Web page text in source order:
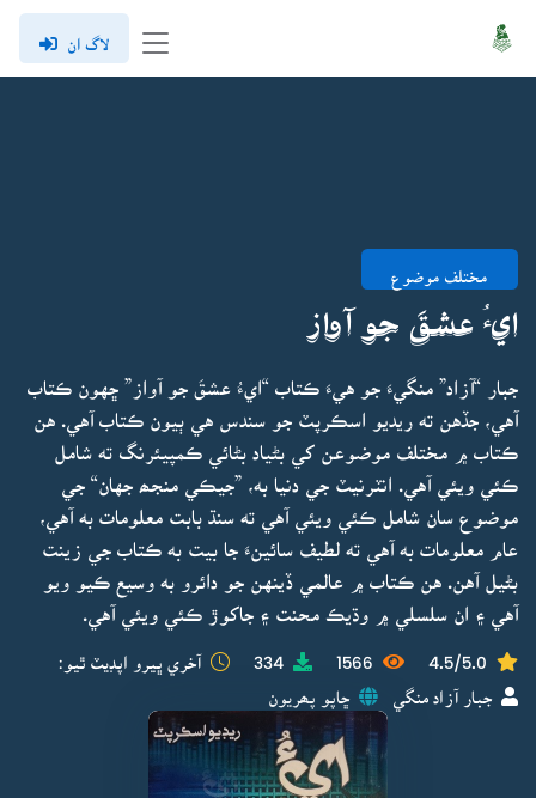
لاگ ان
مختلف موضوع
ايءُ عشقَ جو آواز
جبار “آزاد” منگيءَ جو هيءَ ڪتاب “ايءُ عشقَ جو آواز” ڇهون ڪتاب
آهي، جڏهن ته ريديو اسڪرپٽ جو سندس هي ٻيون ڪتاب آهي. هن
ڪتاب ۾ مختلف موضوعن کي بڻياد بڻائي ڪمپيئرنگ ته شامل
ڪئي ويئي آهي. انٽرنيٽ جي دنيا به، ”جيڪي منجھ جهان“ جي
موضوع سان شامل ڪئي ويئي آهي ته سنڌ بابت معلومات به آهي،
عام معلومات به آهي ته لطيف سائينءَ جا بيت به ڪتاب جي زينت
بڻيل آهن. هن ڪتاب ۾ عالمي ڏينهن جو دائرو به وسيع ڪيو ويو
آهي ۽ ان سلسلي ۾ وڌيڪ محنت ۽ جاکوڙ ڪئي ويئي آهي.
4.5/5.0
1566
334 آخري ڀيرو اپڊيٽ ٿيو:
جبار آزاد منگي ڇاپو پھريون